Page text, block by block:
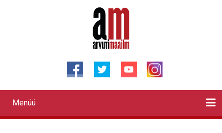
Primary
links
Menüü